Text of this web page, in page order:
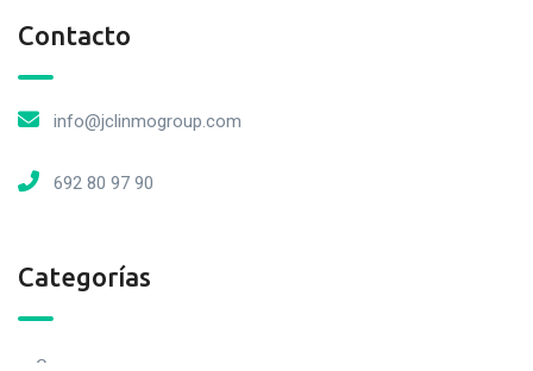
Contacto
info@jclinmogroup.com
692 80 97 90
Categorías
Casas